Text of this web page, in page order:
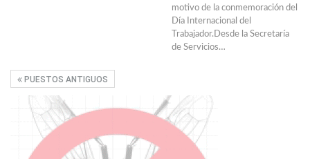
motivo de la conmemoración del
Día Internacional del
Trabajador.Desde la Secretaría
de Servicios…
PUESTOS ANTIGUOS